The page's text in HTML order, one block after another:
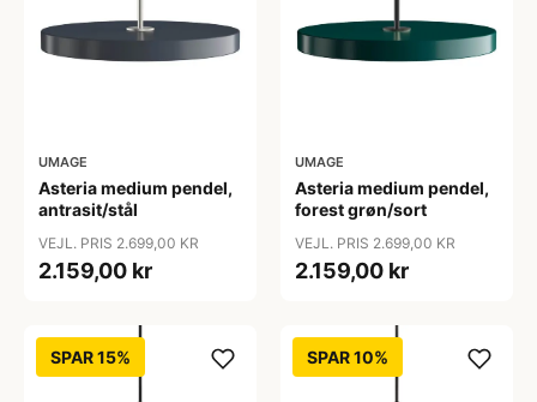
UMAGE
Asteria medium pendel,
antrasit/stål
VEJL. PRIS 2.699,00 KR
2.159,00 kr
UMAGE
Asteria medium pendel,
forest grøn/sort
VEJL. PRIS 2.699,00 KR
2.159,00 kr
SPAR 15% SPAR 10%